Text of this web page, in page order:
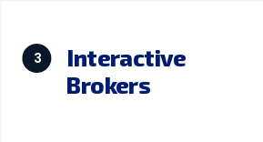
3
Interactive
Brokers